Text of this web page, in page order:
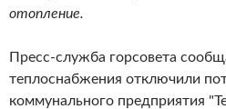
отопление.
Пресс-служба горсовета
теплоснабжения отключили
коммунального предприятия